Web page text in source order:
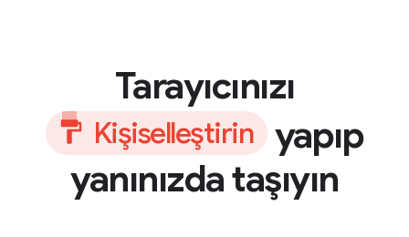
Tarayıcınızı
Kişiselleştirin yapıp
yanınızda taşıyın